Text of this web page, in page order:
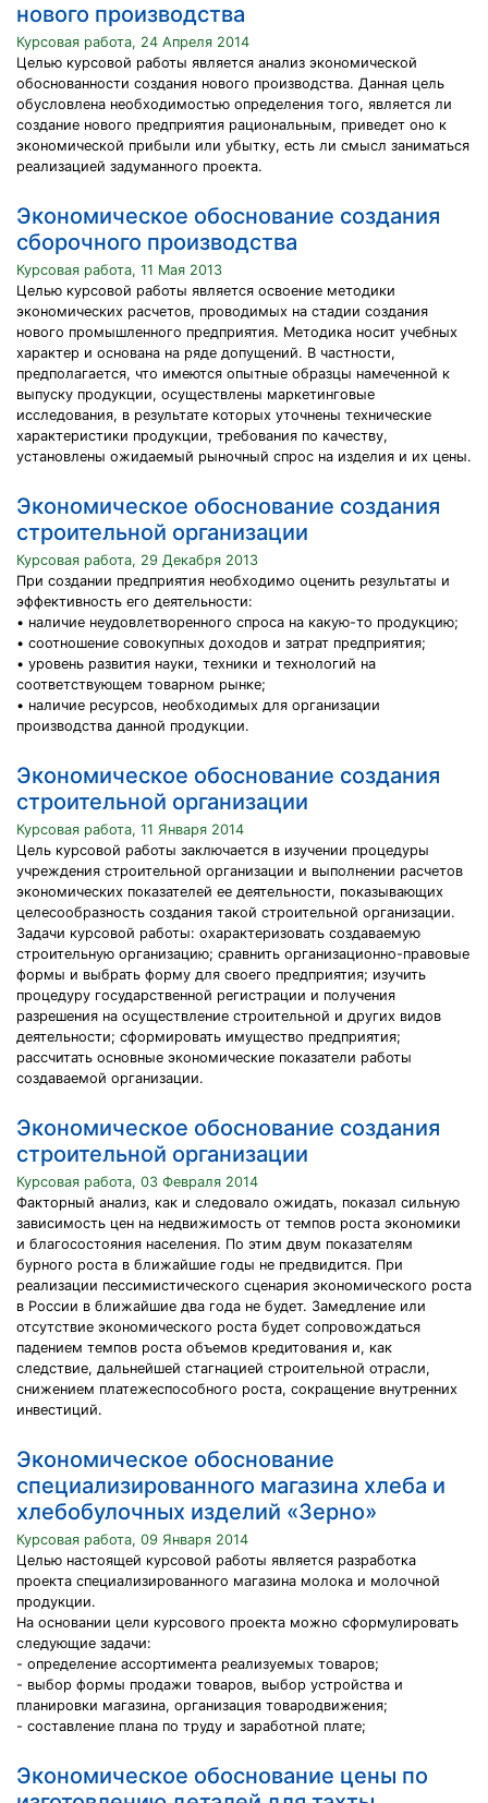
нового производства
Курсовая работа, 24 Апреля 2014
Целью курсовой работы является анализ экономической
обоснованности создания нового производства. Данная цель
обусловлена необходимостью определения того, является ли
создание нового предприятия рациональным, приведет оно к
экономической прибыли или убытку, есть ли смысл заниматься
реализацией задуманного проекта.
Экономическое обоснование создания
сборочного производства
Курсовая работа, 11 Мая 2013
Целью курсовой работы является освоение методики
экономических расчетов, проводимых на стадии создания
нового промышленного предприятия. Методика носит учебных
характер и основана на ряде допущений. В частности,
предполагается, что имеются опытные образцы намеченной к
выпуску продукции, осуществлены маркетинговые
исследования, в результате которых уточнены технические
характеристики продукции, требования по качеству,
установлены ожидаемый рыночный спрос на изделия и их цены.
Экономическое обоснование создания
строительной организации
Курсовая работа, 29 Декабря 2013
При создании предприятия необходимо оценить результаты и
эффективность его деятельности:
• наличие неудовлетворенного спроса на какую-то продукцию;
• соотношение совокупных доходов и затрат предприятия;
• уровень развития науки, техники и технологий на
соответствующем товарном рынке;
• наличие ресурсов, необходимых для организации
производства данной продукции.
Экономическое обоснование создания
строительной организации
Курсовая работа, 11 Января 2014
Цель курсовой работы заключается в изучении процедуры
учреждения строительной организации и выполнении расчетов
экономических показателей ее деятельности, показывающих
целесообразность создания такой строительной организации.
Задачи курсовой работы: охарактеризовать создаваемую
строительную организацию; сравнить организационно-правовые
формы и выбрать форму для своего предприятия; изучить
процедуру государственной регистрации и получения
разрешения на осуществление строительной и других видов
деятельности; сформировать имущество предприятия;
рассчитать основные экономические показатели работы
создаваемой организации.
Экономическое обоснование создания
строительной организации
Курсовая работа, 03 Февраля 2014
Факторный анализ, как и следовало ожидать, показал сильную
зависимость цен на недвижимость от темпов роста экономики
и благосостояния населения. По этим двум показателям
бурного роста в ближайшие годы не предвидится. При
реализации пессимистического сценария экономического роста
в России в ближайшие два года не будет. Замедление или
отсутствие экономического роста будет сопровождаться
падением темпов роста объемов кредитования и, как
следствие, дальнейшей стагнацией строительной отрасли,
снижением платежеспособного роста, сокращение внутренних
инвестиций.
Экономическое обоснование
специализированного магазина хлеба и
хлебобулочных изделий «Зерно»
Курсовая работа, 09 Января 2014
Целью настоящей курсовой работы является разработка
проекта специализированного магазина молока и молочной
продукции.
На основании цели курсового проекта можно сформулировать
следующие задачи:
- определение ассортимента реализуемых товаров;
- выбор формы продажи товаров, выбор устройства и
планировки магазина, организация товародвижения;
- составление плана по труду и заработной плате;
Экономическое обоснование цены по